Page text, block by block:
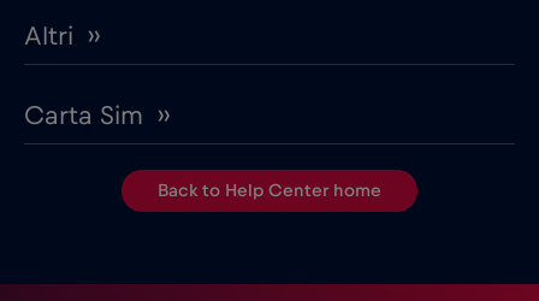
Altri ››
Carta Sim ››
Back to Help Center home